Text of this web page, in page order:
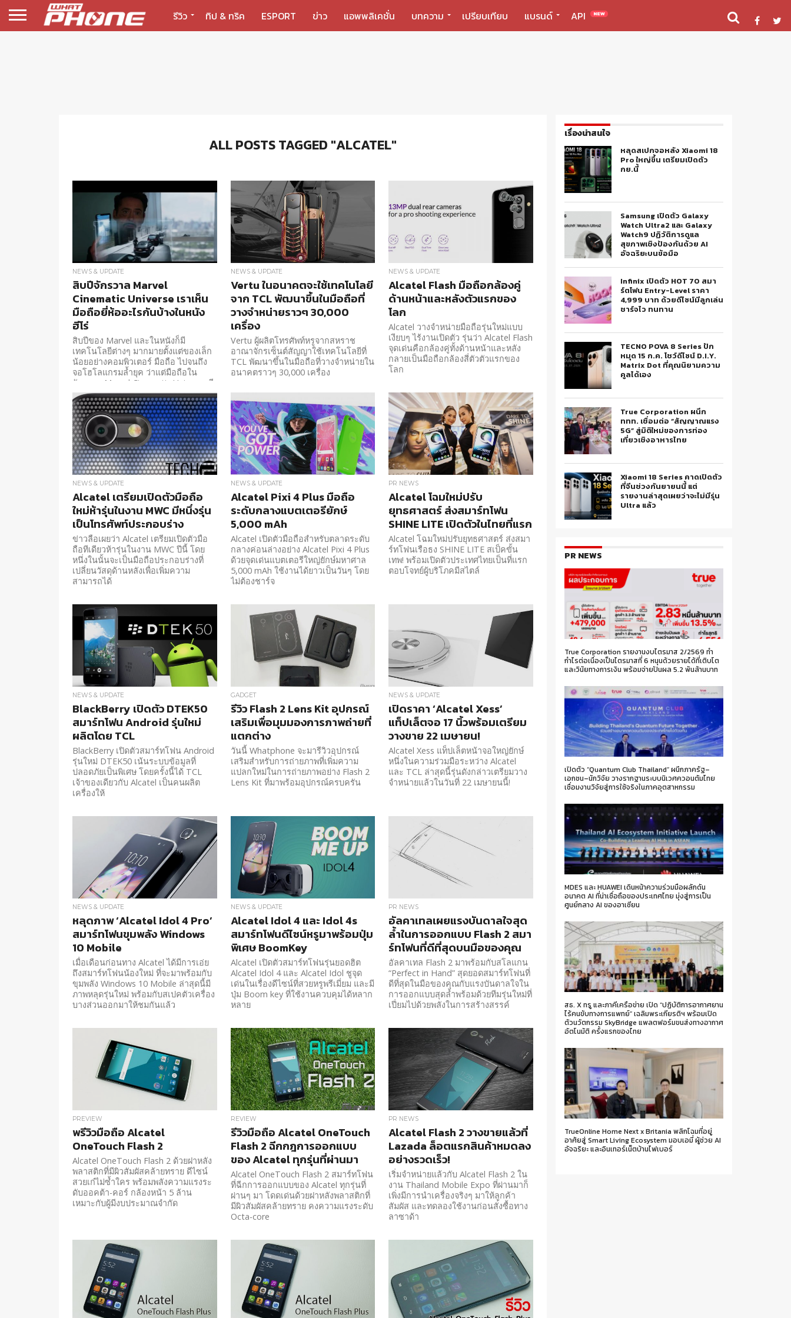
รีวิว ทิป & ทริค ESPORT ข่าว แอพพลิเคชั่น บทความ เปรียบเทียบ แบรนด์ API NEW
ALL POSTS TAGGED "ALCATEL"
NEWS & UPDATE
สิบปีจักรวาล Marvel
Cinematic Universe เราเห็น
มือถือยี่ห้ออะไรกันบ้างในหนัง
ฮีโร่
สิบปีของ Marvel และในหนังก็มี
เทคโนโลยีต่างๆ มากมายตั้งแต่ของเล็ก
น้อยอย่างคอมพิวเตอร์ มือถือ ไปจนถึง
จอโฮโลแกรมล้ำยุค ว่าแต่มือถือใน
จักรวาล Marvel Cinematic Universe มี
ยี่ห้ออะไรบ้างล่ะ
NEWS & UPDATE
Vertu ในอนาคตจะใช้เทคโนโลยี
จาก TCL พัฒนาขึ้นในมือถือที่
วางจำหน่ายราวๆ 30,000
เครื่อง
Vertu ผู้ผลิตโทรศัพท์หรูจากสหราช
อาณาจักรเซ็นต์สัญญาใช้เทคโนโลยีที่
TCL พัฒนาขึ้นในมือถือที่วางจำหน่ายใน
อนาคตราวๆ 30,000 เครื่อง
NEWS & UPDATE
Alcatel Flash มือถือกล้องคู่
ด้านหน้าและหลังตัวแรกของ
โลก
Alcatel วางจำหน่ายมือถือรุ่นใหม่แบบ
เงียบๆ ไร้งานเปิดตัว รุ่นว่า Alcatel Flash
จุดเด่นคือกล้องคู่ทั้งด้านหน้าและหลัง
กลายเป็นมือถือกล้องสี่ตัวตัวแรกของ
โลก
NEWS & UPDATE
Alcatel เตรียมเปิดตัวมือถือ
ใหม่ห้ารุ่นในงาน MWC มีหนึ่งรุ่น
เป็นโทรศัพท์ประกอบร่าง
ข่าวลือเผยว่า Alcatel เตรียมเปิดตัวมือ
ถือทีเดียวห้ารุ่นในงาน MWC ปีนี้ โดย
หนึ่งในนั้นจะเป็นมือถือประกอบร่างที่
เปลี่ยนวัสดุด้านหลังเพื่อเพิ่มความ
สามารถได้
NEWS & UPDATE
Alcatel Pixi 4 Plus มือถือ
ระดับกลางแบตเตอรียักษ์
5,000 mAh
Alcatel เปิดตัวมือถือสำหรับตลาดระดับ
กลางค่อนล่างอย่าง Alcatel Pixi 4 Plus
ด้วยจุดเด่นแบตเตอรีใหญ่ยักษ์มหาศาล
5,000 mAh ใช้งานได้ยาวเป็นวันๆ โดย
ไม่ต้องชาร์จ
PR NEWS
Alcatel โฉมใหม่ปรับ
ยุทธศาสตร์ ส่งสมาร์ทโฟน
SHINE LITE เปิดตัวในไทยที่แรก
Alcatel โฉมใหม่ปรับยุทธศาสตร์ ส่งสมา
ร์ทโฟนเรือธง SHINE LITE สเป็คขั้น
เทพ! พร้อมเปิดตัวประเทศไทยเป็นที่แรก
ตอบโจทย์ผู้บริโภคมีสไตล์
NEWS & UPDATE
BlackBerry เปิดตัว DTEK50
สมาร์ทโฟน Android รุ่นใหม่
ผลิตโดย TCL
BlackBerry เปิดตัวสมาร์ทโฟน Android
รุ่นใหม่ DTEK50 เน้นระบบข้อมูลที่
ปลอดภัยเป็นพิเศษ โดยครั้งนี้ได้ TCL
เจ้าของเดียวกับ Alcatel เป็นคนผลิต
เครื่องให้
GADGET
รีวิว Flash 2 Lens Kit อุปกรณ์
เสริมเพื่อมุมมองการภาพถ่ายที่
แตกต่าง
วันนี้ Whatphone จะมารีวิวอุปกรณ์
เสริมสำหรับการถ่ายภาพที่เพิ่มความ
แปลกใหม่ในการถ่ายภาพอย่าง Flash 2
Lens Kit ที่มาพร้อมอุปกรณ์ครบครัน
NEWS & UPDATE
เปิดราคา ‘Alcatel Xess’
แท็ปเล็ตจอ 17 นิ้วพร้อมเตรียม
วางขาย 22 เมษายน!
Alcatel Xess แท็ปเล็ตหน้าจอใหญ่ยักษ์
หนึ่งในความร่วมมือระหว่าง Alcatel
และ TCL ล่าสุดนี้รุ่นดังกล่าวเตรียมวาง
จำหน่ายแล้วในวันที่ 22 เมษายนนี้!
NEWS & UPDATE
หลุดภาพ ‘Alcatel Idol 4 Pro’
สมาร์ทโฟนขุมพลัง Windows
10 Mobile
เมื่อเดือนก่อนทาง Alcatel ได้มีการเอ่ย
ถึงสมาร์ทโฟนน้องใหม่ ที่จะมาพร้อมกับ
ขุมพลัง Windows 10 Mobile ล่าสุดนี้มี
ภาพหลุดรุ่นใหม่ พร้อมกับสเปคตัวเครื่อง
บางส่วนออกมาให้ชมกันแล้ว
NEWS & UPDATE
Alcatel Idol 4 และ Idol 4s
สมาร์ทโฟนดีไซน์หรูมาพร้อมปุ่ม
พิเศษ BoomKey
Alcatel เปิดตัวสมาร์ทโฟนรุ่นยอดฮิต
Alcatel Idol 4 และ Alcatel Idol ชูจุด
เด่นในเรื่องดีไซน์ที่สวยหรูพรีเมี่ยม และมี
ปุ่ม Boom key ที่ใช้งานควบคุมได้หลาก
หลาย
PR NEWS
อัลคาเทลเผยแรงบันดาลใจสุด
ล้ำในการออกแบบ Flash 2 สมา
ร์ทโฟนที่ดีที่สุดบนมือของคุณ
อัลคาเทล Flash 2 มาพร้อมกับสโลแกน
“Perfect in Hand” สุดยอดสมาร์ทโฟนที่
ดีที่สุดในมือของคุณกับแรงบันดาลใจใน
การออกแบบสุดล้ำพร้อมด้วยทีมรุ่นใหม่ที่
เปี่ยมไปด้วยพลังในการสร้างสรรค์
PREVIEW
พรีวิวมือถือ Alcatel
OneTouch Flash 2
Alcatel OneTouch Flash 2 ด้วยฝาหลัง
พลาสติกที่มีผิวสัมผัสคล้ายทราย ดีไซน์
สวยเก๋ไม่ซ้ำใคร พร้อมพลังความแรงระ
ดับออคต้า-คอร์ กล้องหน้า 5 ล้าน
เหมาะกับผู้มีงบประมาณจำกัด
REVIEW
รีวิวมือถือ Alcatel OneTouch
Flash 2 ฉีกกฎการออกแบบ
ของ Alcatel ทุกรุ่นที่ผ่านมา
Alcatel OneTouch Flash 2 สมาร์ทโฟน
ที่ฉีกการออกแบบของ Alcatel ทุกรุ่นที่
ผ่านๆ มา โดดเด่นด้วยฝาหลังพลาสติกที่
มีผิวสัมผัสคล้ายทราย คงความแรงระดับ
Octa-core
PR NEWS
Alcatel Flash 2 วางขายแล้วที่
Lazada ล็อตแรกสินค้าหมดลง
อย่างรวดเร็ว!
เริ่มจำหน่ายแล้วกับ Alcatel Flash 2 ใน
งาน Thailand Mobile Expo ที่ผ่านมาก็
เพิ่งมีการนำเครื่องจริงๆ มาให้ลูกค้า
สัมผัส และทดลองใช้งานก่อนสั่งซื้อทาง
ลาซาด้า
เรื่องน่าสนใจ
หลุดสเปกจอหลัง Xiaomi 18
Pro ใหญ่ขึ้น เตรียมเปิดตัว
กย.นี้
Samsung เปิดตัว Galaxy
Watch Ultra2 และ Galaxy
Watch9 ปฏิวัติการดูแล
สุขภาพเชิงป้องกันด้วย AI
อัจฉริยะบนข้อมือ
Infinix เปิดตัว HOT 70 สมา
ร์ตโฟน Entry-Level ราคา
4,999 บาท ด้วยดีไซน์มีลูกเล่น
ชาร์จไว ทนทาน
TECNO POVA 8 Series ปัก
หมุด 15 ก.ค. โชว์ดีไซน์ D.I.Y.
Matrix Dot ที่คุณนิยามความ
คูลได้เอง
True Corporation ผนึก
ททท. เชื่อมต่อ “สัญญาณแรง
5G” สู่มิติใหม่ของการท่อง
เที่ยวเชิงอาหารไทย
Xiaomi 18 Series คาดเปิดตัว
ที่จีนช่วงกันยายนนี้ แต่
รายงานล่าสุดเผยว่าจะไม่มีรุ่น
Ultra แล้ว
PR NEWS
True Corporation รายงานงบไตรมาส 2/2569 ทำ
กำไรต่อเนื่องเป็นไตรมาสที่ 6 หนุนด้วยรายได้ที่เติบโต
และวินัยทางการเงิน พร้อมจ่ายปันผล 5.2 พันล้านบาท
เปิดตัว “Quantum Club Thailand” ผนึกภาครัฐ–
เอกชน–นักวิจัย วางรากฐานระบบนิเวศควอนตัมไทย
เชื่อมงานวิจัยสู่การใช้จริงในภาคอุตสาหกรรม
MDES และ HUAWEI เดินหน้าความร่วมมือผลักดัน
อนาคต AI ที่น่าเชื่อถือของประเทศไทย มุ่งสู่การเป็น
ศูนย์กลาง AI ของอาเซียน
สธ. X ทรู และภาคีเครือข่าย เปิด “ปฏิบัติการอากาศยาน
ไร้คนขับทางการแพทย์” เฉลิมพระเกียรติฯ พร้อมเปิด
ตัวนวัตกรรม SkyBridge แพลตฟอร์มขนส่งทางอากาศ
อัตโนมัติ ครั้งแรกของไทย
TrueOnline Home Next x Britania พลิกโฉมที่อยู่
อาศัยสู่ Smart Living Ecosystem มอบเอมี่ ผู้ช่วย AI
อัจฉริยะ และอินเทอร์เน็ตบ้านไฟเบอร์